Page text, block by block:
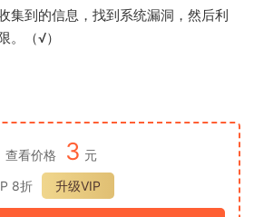
集到的信息，找到系统漏洞，然后利
。（√）
查看价格 3 元
8折
升级VIP